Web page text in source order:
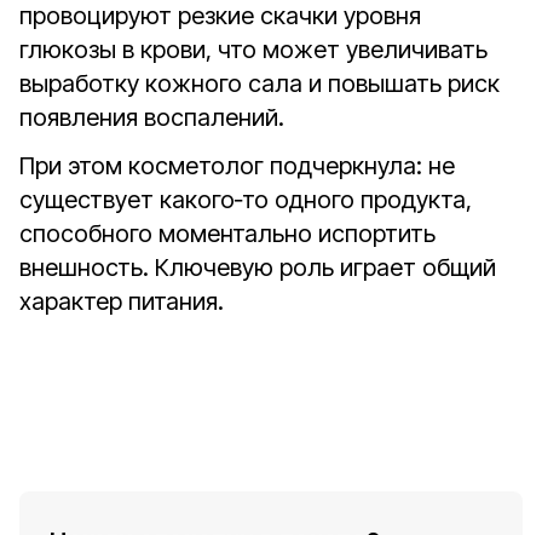
провоцируют резкие скачки уровня
глюкозы в крови, что может увеличивать
выработку кожного сала и повышать риск
появления воспалений.
При этом косметолог подчеркнула: не
существует какого‑то одного продукта,
способного моментально испортить
внешность. Ключевую роль играет общий
характер питания.